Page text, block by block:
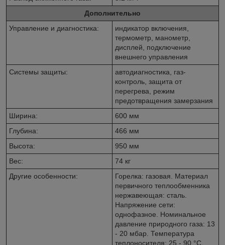
Дополнительно
Управление и диагностика:
индикатор включения,
термометр, манометр,
дисплей, подключение
внешнего управления
Системы защиты:
автодиагностика, газ-
контроль, защита от
перегрева, режим
предотвращения замерзания
Ширина:
600 мм
Глубина:
466 мм
Высота:
950 мм
Вес:
74 кг
Другие особенности:
Горелка: газовая. Материал
первичного теплообменника
нержавеющая: сталь.
Напряжение сети:
однофазное. Номинальное
давление природного газа: 13
- 20 мбар. Температура
теплоносителя: 25 - 90 °С.